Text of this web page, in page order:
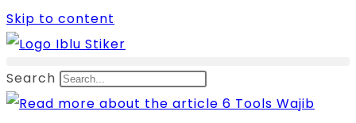
Skip to content
Search